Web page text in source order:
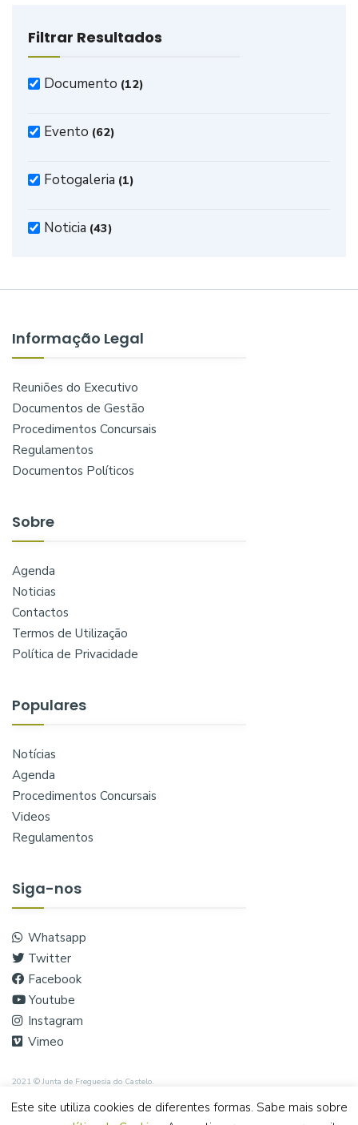
Filtrar Resultados
Documento (12)
Evento (62)
Fotogaleria (1)
Noticia (43)
Informação Legal
Reuniões do Executivo
Documentos de Gestão
Procedimentos Concursais
Regulamentos
Documentos Políticos
Sobre
Agenda
Noticias
Contactos
Termos de Utilização
Política de Privacidade
Populares
Notícias
Agenda
Procedimentos Concursais
Videos
Regulamentos
Siga-nos
Whatsapp
Twitter
Facebook
Youtube
Instagram
Vimeo
2021 © Junta de Freguesia do Castelo.
Este site utiliza cookies de diferentes formas. Sabe mais sobre